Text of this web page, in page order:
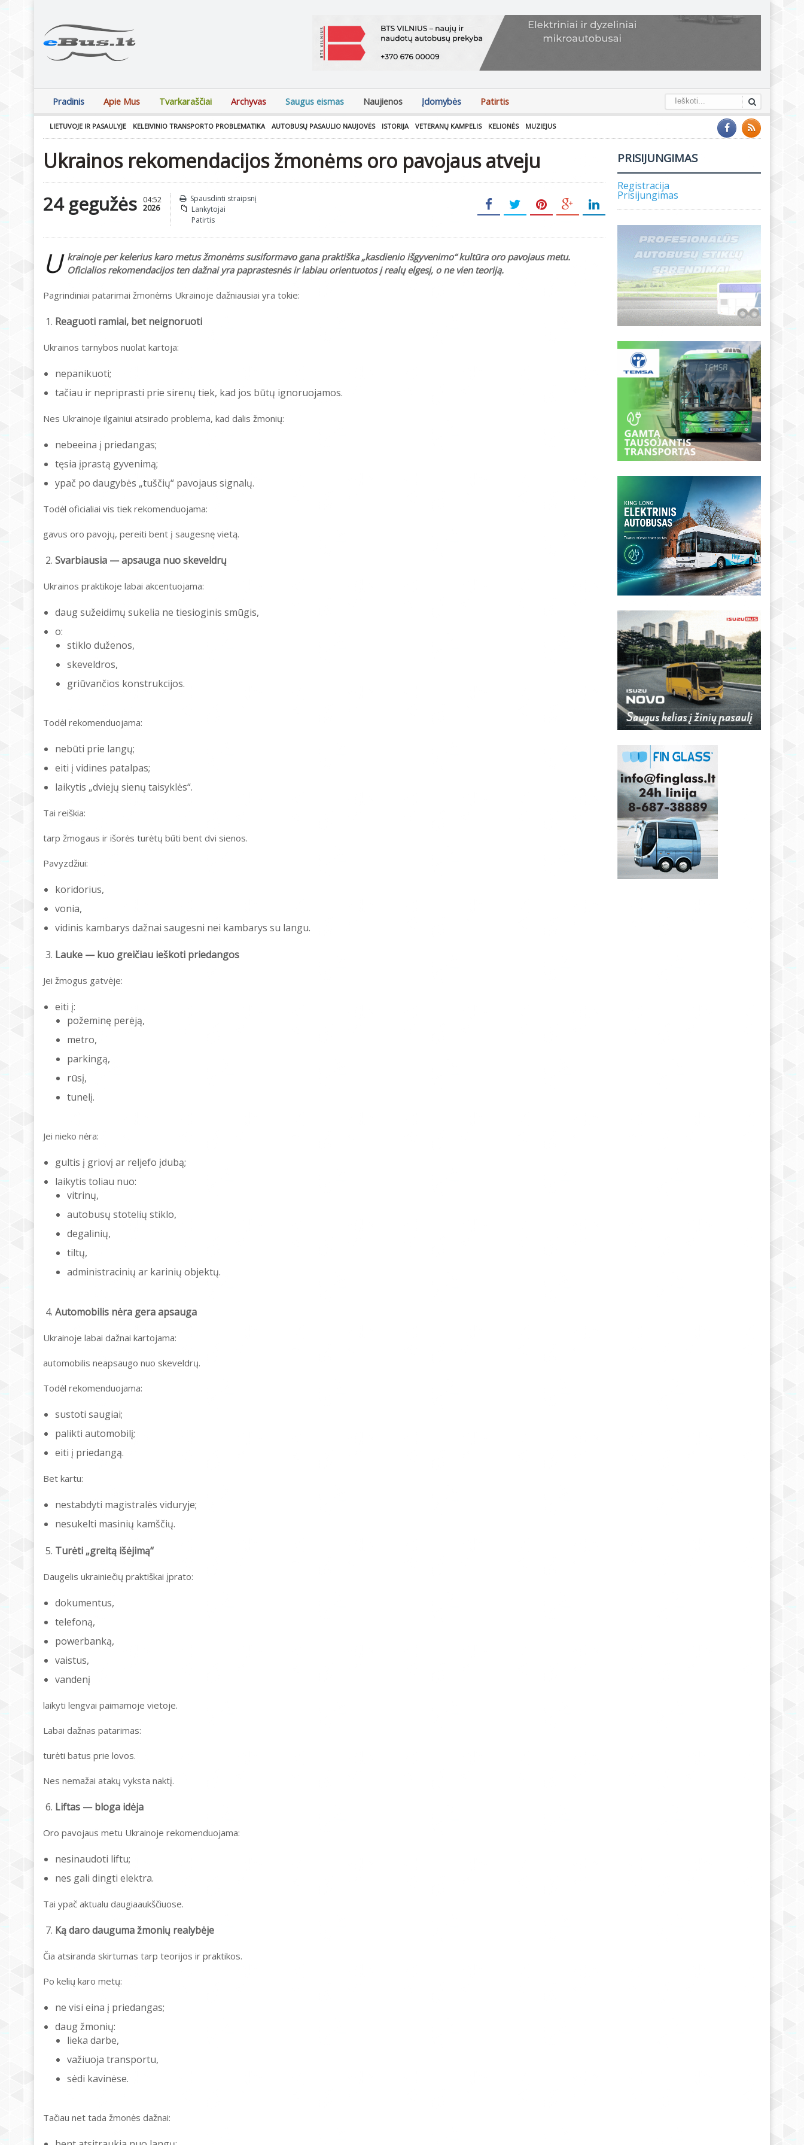
Pradinis Apie Mus Tvarkaraščiai Archyvas Saugus eismas Naujienos Įdomybės Patirtis
LIETUVOJE IR PASAULYJE KELEIVINIO TRANSPORTO PROBLEMATIKA AUTOBUSŲ PASAULIO NAUJOVĖS ISTORIJA VETERANŲ KAMPELIS KELIONĖS MUZIEJUS
Ukrainos rekomendacijos žmonėms oro pavojaus atveju
24 gegužės 04:52
2026
Spausdinti straipsnį
Lankytojai
Patirtis
U krainoje per kelerius karo metus žmonėms susiformavo gana praktiška „kasdienio išgyvenimo“ kultūra oro pavojaus metu.
Oficialios rekomendacijos ten dažnai yra paprastesnės ir labiau orientuotos į realų elgesį, o ne vien teoriją.
Pagrindiniai patarimai žmonėms Ukrainoje dažniausiai yra tokie:
Reaguoti ramiai, bet neignoruoti
Ukrainos tarnybos nuolat kartoja:
nepanikuoti;
tačiau ir nepriprasti prie sirenų tiek, kad jos būtų ignoruojamos.
Nes Ukrainoje ilgainiui atsirado problema, kad dalis žmonių:
nebeeina į priedangas;
tęsia įprastą gyvenimą;
ypač po daugybės „tuščių“ pavojaus signalų.
Todėl oficialiai vis tiek rekomenduojama:
gavus oro pavojų, pereiti bent į saugesnę vietą.
Svarbiausia — apsauga nuo skeveldrų
Ukrainos praktikoje labai akcentuojama:
daug sužeidimų sukelia ne tiesioginis smūgis,
o:
stiklo duženos,
skeveldros,
griūvančios konstrukcijos.
Todėl rekomenduojama:
nebūti prie langų;
eiti į vidines patalpas;
laikytis „dviejų sienų taisyklės“.
Tai reiškia:
tarp žmogaus ir išorės turėtų būti bent dvi sienos.
Pavyzdžiui:
koridorius,
vonia,
vidinis kambarys dažnai saugesni nei kambarys su langu.
Lauke — kuo greičiau ieškoti priedangos
Jei žmogus gatvėje:
eiti į:
požeminę perėją,
metro,
parkingą,
rūsį,
tunelį.
Jei nieko nėra:
gultis į griovį ar reljefo įdubą;
laikytis toliau nuo:
vitrinų,
autobusų stotelių stiklo,
degalinių,
tiltų,
administracinių ar karinių objektų.
Automobilis nėra gera apsauga
Ukrainoje labai dažnai kartojama:
automobilis neapsaugo nuo skeveldrų.
Todėl rekomenduojama:
sustoti saugiai;
palikti automobilį;
eiti į priedangą.
Bet kartu:
nestabdyti magistralės viduryje;
nesukelti masinių kamščių.
Turėti „greitą išėjimą“
Daugelis ukrainiečių praktiškai įprato:
dokumentus,
telefoną,
powerbanką,
vaistus,
vandenį
laikyti lengvai paimamoje vietoje.
Labai dažnas patarimas:
turėti batus prie lovos.
Nes nemažai atakų vyksta naktį.
Liftas — bloga idėja
Oro pavojaus metu Ukrainoje rekomenduojama:
nesinaudoti liftu;
nes gali dingti elektra.
Tai ypač aktualu daugiaaukščiuose.
Ką daro dauguma žmonių realybėje
Čia atsiranda skirtumas tarp teorijos ir praktikos.
Po kelių karo metų:
ne visi eina į priedangas;
daug žmonių:
lieka darbe,
važiuoja transportu,
sėdi kavinėse.
Tačiau net tada žmonės dažnai:
PRISIJUNGIMAS
Registracija
Prisijungimas